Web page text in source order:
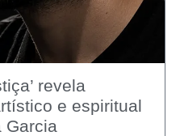
revela
e espiritual
Garcia